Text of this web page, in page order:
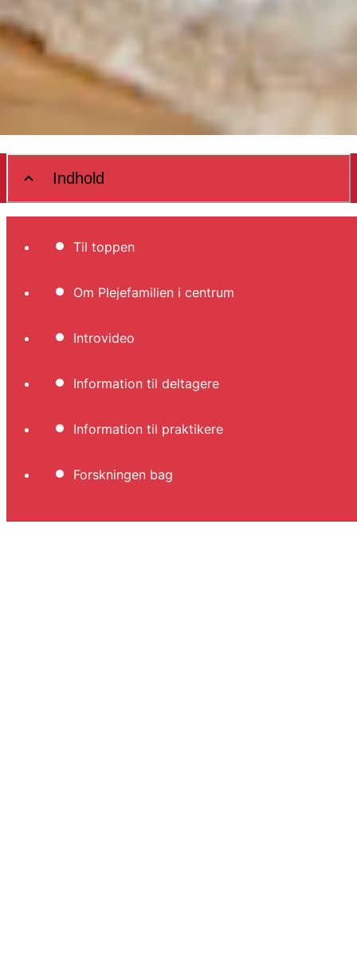
Indhold
Til toppen
Om Plejefamilien i centrum
Introvideo
Information til deltagere
Information til praktikere
Forskningen bag